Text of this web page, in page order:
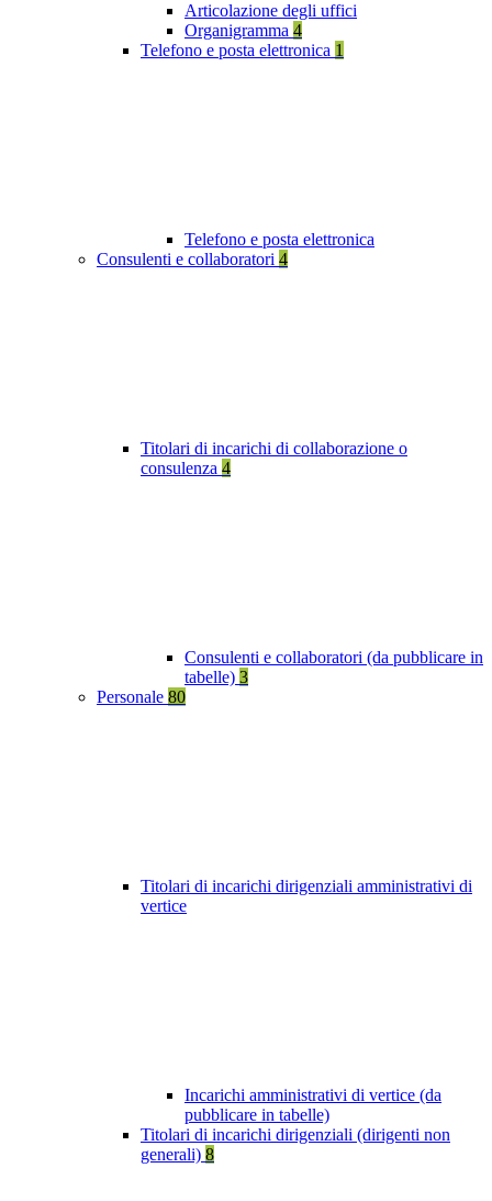
Articolazione degli uffici
Organigramma 4
Telefono e posta elettronica 1
Telefono e posta elettronica
Consulenti e collaboratori 4
Titolari di incarichi di collaborazione o
consulenza 4
Consulenti e collaboratori (da pubblicare in
tabelle) 3
Personale 80
Titolari di incarichi dirigenziali amministrativi di
vertice
Incarichi amministrativi di vertice (da
pubblicare in tabelle)
Titolari di incarichi dirigenziali (dirigenti non
generali) 8